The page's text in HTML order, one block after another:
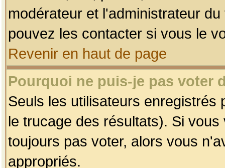
modérateur et l'administrateur
pouvez les contacter si vous le
Revenir en haut de page
Pourquoi ne puis-je pas voter
Seuls les utilisateurs enregistrés
le trucage des résultats). Si
toujours pas voter, alors vous
appropriés.